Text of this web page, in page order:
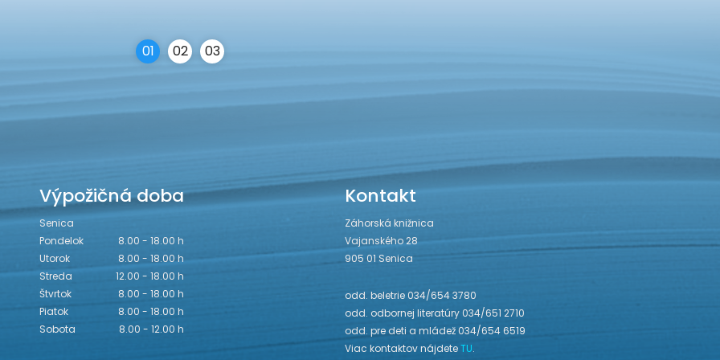
01 02 03
Výpožičná doba
Senica
Pondelok
8.00 - 18.00 h
Utorok
8.00 - 18.00 h
Streda
12.00 - 18.00 h
Štvrtok
8.00 - 18.00 h
Piatok
8.00 - 18.00 h
Sobota
8.00 - 12.00 h
Kontakt
Záhorská knižnica
Vajanského 28
905 01 Senica
odd. beletrie 034/654 3780
odd. odbornej literatúry 034/651 2710
odd. pre deti a mládež 034/654 6519
Viac kontaktov nájdeteTU.